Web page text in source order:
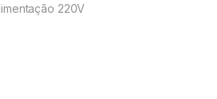
220V